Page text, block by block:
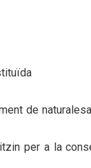
de
per a la